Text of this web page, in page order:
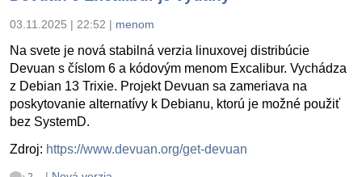
03.11.2025 | 22:52 | menom
Na svete je nová stabilná verzia linuxovej distribúcie
Devuan s číslom 6 a kódovým menom Excalibur. Vychádza
z Debian 13 Trixie. Projekt Devuan sa zameriava na
poskytovanie alternatívy k Debianu, ktorú je možné použiť
bez SystemD.
Zdroj: https://www.devuan.org/get-devuan